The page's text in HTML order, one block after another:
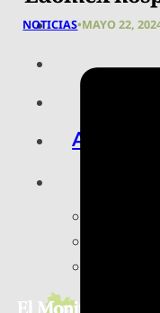
ARTE,
NOTICIAS•MAYO 22,